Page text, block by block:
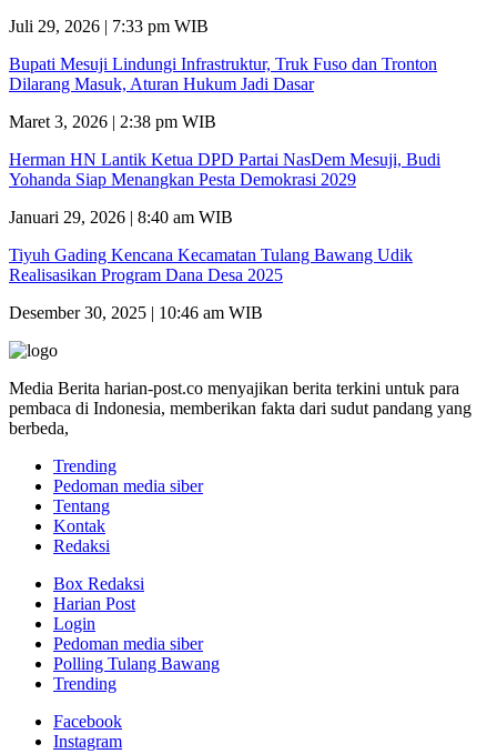
Juli 29, 2026 | 7:33 pm WIB
Bupati Mesuji Lindungi Infrastruktur, Truk Fuso dan Tronton
Dilarang Masuk, Aturan Hukum Jadi Dasar
Maret 3, 2026 | 2:38 pm WIB
Herman HN Lantik Ketua DPD Partai NasDem Mesuji, Budi
Yohanda Siap Menangkan Pesta Demokrasi 2029
Januari 29, 2026 | 8:40 am WIB
Tiyuh Gading Kencana Kecamatan Tulang Bawang Udik
Realisasikan Program Dana Desa 2025
Desember 30, 2025 | 10:46 am WIB
Media Berita harian-post.co menyajikan berita terkini untuk para
pembaca di Indonesia, memberikan fakta dari sudut pandang yang
berbeda,
Trending
Pedoman media siber
Tentang
Kontak
Redaksi
Box Redaksi
Harian Post
Login
Pedoman media siber
Polling Tulang Bawang
Trending
Facebook
Instagram